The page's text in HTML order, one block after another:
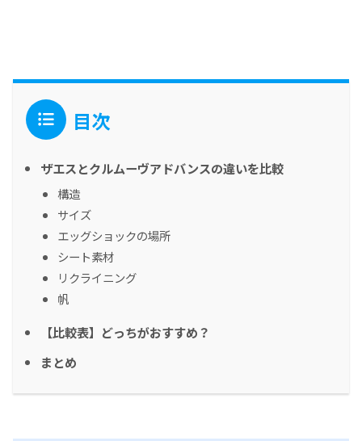
目次
ザエスとクルムーヴアドバンスの違いを比較
構造
サイズ
エッグショックの場所
シート素材
リクライニング
帆
【比較表】どっちがおすすめ？
まとめ